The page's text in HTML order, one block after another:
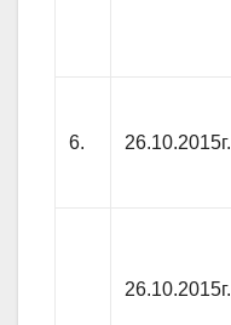
6. 26.10.2015г.
26.10.2015г.